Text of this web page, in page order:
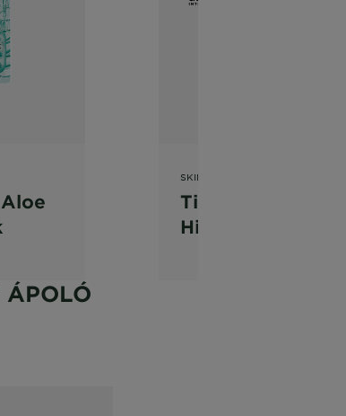
SKIN NATURALS
Tisztító És
Hidratáló Textil
ÁPOLÓ